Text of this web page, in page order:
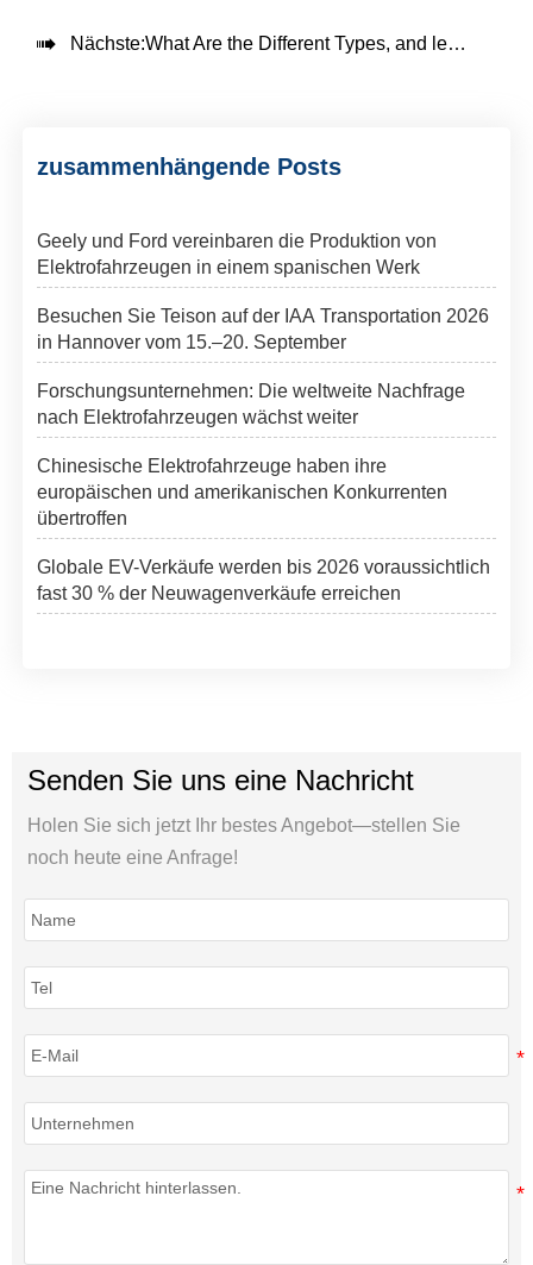
 Nächste:What Are the Different Types, and levels of Electric Vehicle Chargers?
zusammenhängende Posts
Geely und Ford vereinbaren die Produktion von
Elektrofahrzeugen in einem spanischen Werk
Besuchen Sie Teison auf der IAA Transportation 2026
in Hannover vom 15.–20. September
Forschungsunternehmen: Die weltweite Nachfrage
nach Elektrofahrzeugen wächst weiter
Chinesische Elektrofahrzeuge haben ihre
europäischen und amerikanischen Konkurrenten
übertroffen
Globale EV-Verkäufe werden bis 2026 voraussichtlich
fast 30 % der Neuwagenverkäufe erreichen
Senden Sie uns eine Nachricht
Holen Sie sich jetzt Ihr bestes Angebot—stellen Sie
noch heute eine Anfrage!